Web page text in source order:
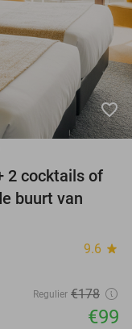
favorite_border
2 cocktails of
buurt van
9.6 star
Regulier €178
€99